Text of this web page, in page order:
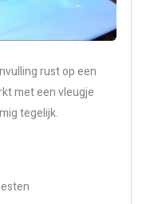
rust op een
met een vleugje
tegelijk.